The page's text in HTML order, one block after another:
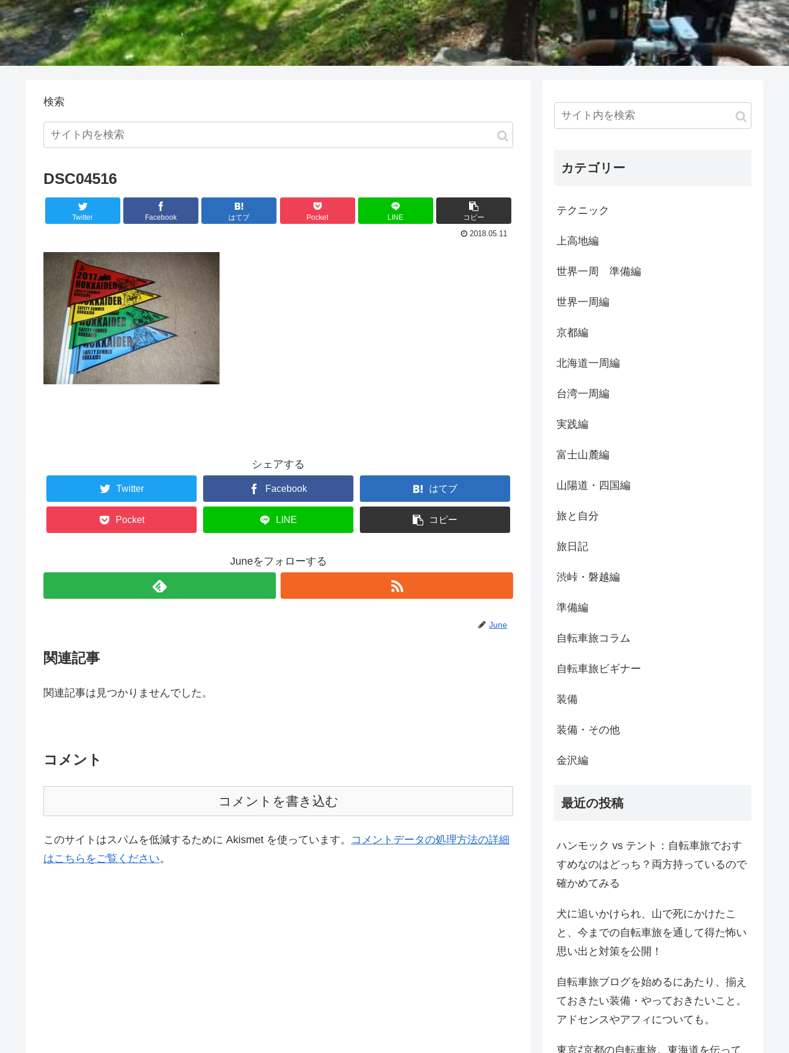
検索
DSC04516
Twitter Facebook はてブ Pocket LINE コピー
2018.05.11
シェアする
Twitter Facebook はてブ
Pocket LINE コピー
Juneをフォローする
June
関連記事
関連記事は見つかりませんでした。
コメント
コメントを書き込む
このサイトはスパムを低減するために Akismet を使っています。 コメントデータの処理方法の詳細
はこちらをご覧ください。
カテゴリー
テクニック
上高地編
世界一周 準備編
世界一周編
京都編
北海道一周編
台湾一周編
実践編
富士山麓編
山陽道・四国編
旅と自分
旅日記
渋峠・磐越編
準備編
自転車旅コラム
自転車旅ビギナー
装備
装備・その他
金沢編
最近の投稿
ハンモック vs テント：自転車旅でおす
すめなのはどっち？両方持っているので
確かめてみる
犬に追いかけられ、山で死にかけたこ
と、今までの自転車旅を通して得た怖い
思い出と対策を公開！
自転車旅ブログを始めるにあたり、揃え
ておきたい装備・やっておきたいこと。
アドセンスやアフィについても。
東京⇄京都の自転車旅。東海道を伝って